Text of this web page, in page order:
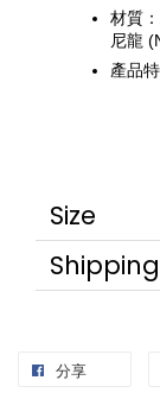
材質
尼龍
產品特
Size
分享